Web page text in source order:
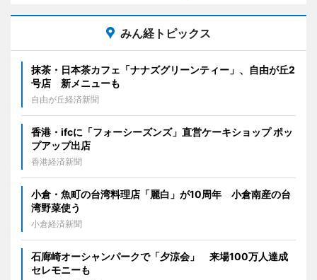
みん経トピックス
抹茶・日本茶カフェ「ナナズグリーンティー」、自由が丘2
号店 新メニューも
自由が丘経済新聞
香港・ifcに「フォーシーズンズ」直営ケーキショップ ポッ
プアップ出店
香港経済新聞
小倉・魚町の台湾料理店「麗白」が10周年 小倉南産の台
湾野菜使う
小倉経済新聞
石廊崎オーシャンパークで「夕涼会」 来場100万人達成
セレモニーも